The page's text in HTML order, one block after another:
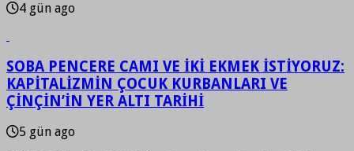
4 gün ago
SOBA PENCERE CAMI VE İKİ EKMEK İSTİYORUZ:
KAPİTALİZMİN ÇOCUK KURBANLARI VE
ÇİNÇİN’İN YER ALTI TARİHİ
5 gün ago